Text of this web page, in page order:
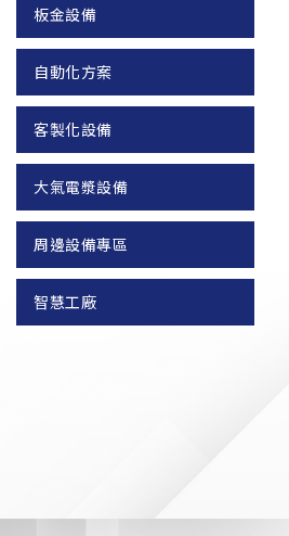
板金設備
自動化方案
客製化設備
大氣電漿設備
周邊設備專區
智慧工廠